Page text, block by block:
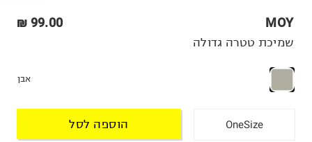
MOY
99.00 ₪
שמיכת טטרה גדולה
אבן
OneSize הוספה לסל